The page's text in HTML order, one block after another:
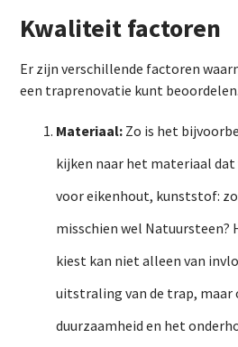
Kwaliteit factoren
Er zijn verschillende factoren
een traprenovatie kunt beoordelen.
Materiaal: Zo is het
kijken naar het materiaal
voor eikenhout, kunststof:
misschien wel Natuursteen?
kiest kan niet alleen van
uitstraling van de trap, maar
duurzaamheid en het